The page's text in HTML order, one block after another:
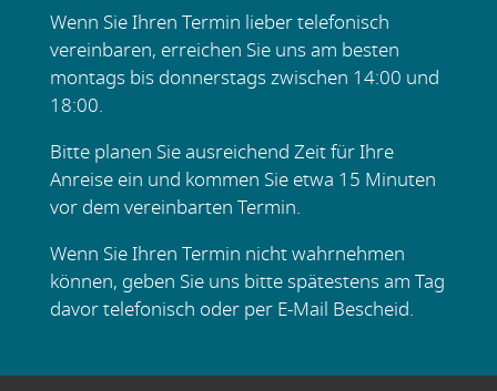
Wenn Sie Ihren Termin lieber telefonisch
vereinbaren, erreichen Sie uns am besten
montags bis donnerstags zwischen 14:00 und
18:00.
Bitte planen Sie ausreichend Zeit für Ihre
Anreise ein und kommen Sie etwa 15 Minuten
vor dem vereinbarten Termin.
Wenn Sie Ihren Termin nicht wahrnehmen
können, geben Sie uns bitte spätestens am Tag
davor telefonisch oder per E-Mail Bescheid.